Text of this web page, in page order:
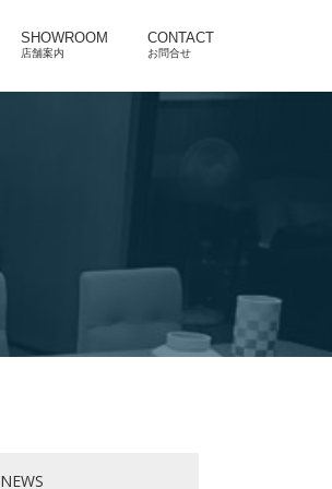
SHOWROOM
店舗案内
CONTACT
お問合せ
NEWS